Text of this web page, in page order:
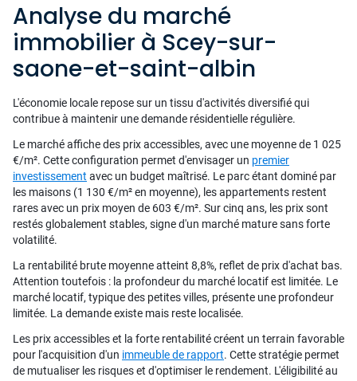
Analyse du marché
immobilier à Scey-sur-
saone-et-saint-albin
L'économie locale repose sur un tissu d'activités diversifié qui
contribue à maintenir une demande résidentielle régulière.
Le marché affiche des prix accessibles, avec une moyenne de 1 025
€/m². Cette configuration permet d'envisager un premier
investissement avec un budget maîtrisé. Le parc étant dominé par
les maisons (1 130 €/m² en moyenne), les appartements restent
rares avec un prix moyen de 603 €/m². Sur cinq ans, les prix sont
restés globalement stables, signe d'un marché mature sans forte
volatilité.
La rentabilité brute moyenne atteint 8,8%, reflet de prix d'achat bas.
Attention toutefois : la profondeur du marché locatif est limitée. Le
marché locatif, typique des petites villes, présente une profondeur
limitée. La demande existe mais reste localisée.
Les prix accessibles et la forte rentabilité créent un terrain favorable
pour l'acquisition d'un immeuble de rapport. Cette stratégie permet
de mutualiser les risques et d'optimiser le rendement. L'éligibilité au